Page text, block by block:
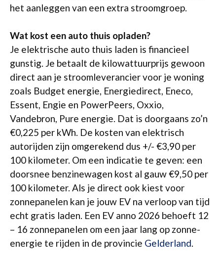
het aanleggen van een extra stroomgroep.
Wat kost een auto thuis opladen?
Je elektrische auto thuis laden is financieel
gunstig. Je betaalt de kilowattuurprijs gewoon
direct aan je stroomleverancier voor je woning
zoals Budget energie, Energiedirect, Eneco,
Essent, Engie en PowerPeers, Oxxio,
Vandebron, Pure energie. Dat is doorgaans zo’n
€0,225 per kWh. De kosten van elektrisch
autorijden zijn omgerekend dus +/- €3,90 per
100 kilometer. Om een indicatie te geven: een
doorsnee benzinewagen kost al gauw €9,50 per
100 kilometer. Als je direct ook kiest voor
zonnepanelen kan je jouw EV na verloop van tijd
echt gratis laden. Een EV anno 2026 behoeft 12
– 16 zonnepanelen om een jaar lang op zonne-
energie te rijden in de provincie Gelderland.